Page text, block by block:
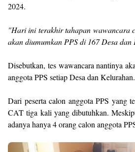
2024.
"Hari ini terakhir tahapan wawancara
akan diumumkan PPS di 167 Desa
Disebutkan, tes wawancara nantinya
anggota PPS setiap Desa dan Kelurahan.
Dari peserta calon anggota PPS yang
CAT tiga kali yang dibutuhkan.
adanya hanya 4 orang calon anggota